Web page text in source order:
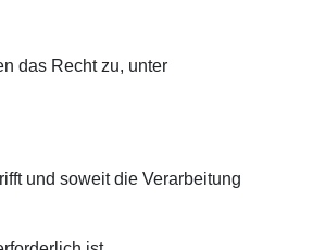
das Recht zu, unter
und soweit die Verarbeitung